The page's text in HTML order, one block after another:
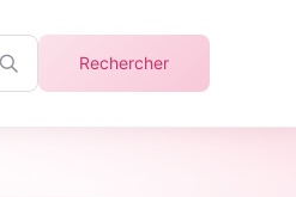
Rechercher